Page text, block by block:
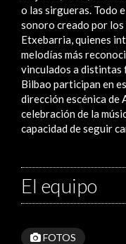
o las sirgueras. Todo
sonoro creado por
Etxebarria, quienes
melodías más
vinculados a distintas
Bilbao participan en
dirección escénica de
celebración de la
capacidad de seguir
El equipo
FOTOS